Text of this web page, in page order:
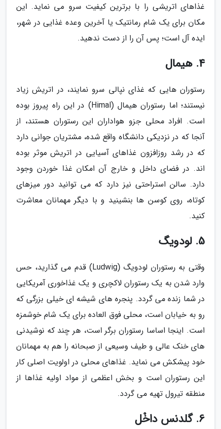
غذاهای اتریشی را با برترین کیفیت سرو می نماید. این
مکان برای یک شام رمانتیک یا آخرین وعده غذایی در شهر،
ایده آل است؛ پس آن را از دست ندهید.
4. هیمال
رستوران هایی که غذای نپالی سرو نمایند، در اتریش زیاد
نیستند؛ اما رستوران هیمال (Himal) در این راه پیروز بوده
است. افراد محلی جزو هواداران این رستوران هستند، از
آنجا که در نزدیکی دانشگاه واقع شده، مشتریان جوانی دارد
که در رشد روزافزون غذاهای آسیایی در اتریش موثر بوده
اند. در فضای داخل و خارج آن امکان غذا خوردن وجود
دارد. سالن استراحتی نیز دارد که می توانید دور میزهای
کوتاه، روی کوسن ها بنشینید و با دیگر مهمانان معاشرت
کنید.
5. لودویگ
وقتی به رستوران لودویگ (Ludwig) قدم می گذارید، حس
وارد شدن به یک رستوران لاکچری و یک غذاخوری آمریکایی
در شما زنده می گردد. پنجره های شیشه ای خیلی بزرگی که
رو به خیابان است، محلی فوق العاده برای یک شام خوشمزه
است. اینجا اساسا رستوران برگر است، هر چند که نوشیدنی
های خنک عالی و طیف وسیعی از صبحانه را هم به مهمانان
خود پیشکش می نماید. غذاهای محلی در اولویت اصلی کار
این رستوران است و بخش اعظمی از مواد اولیه غذاها از
منطقه تیرول تهیه می گردد.
6. گلدنس داخْل